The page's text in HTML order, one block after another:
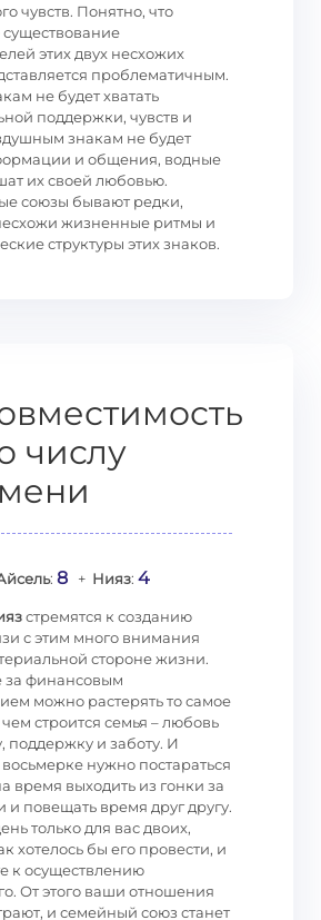
чувств. Понятно, что
существование
этих двух несхожих
проблематичным.
не будет хватать
поддержки, чувств и
знакам не будет
и общения, водные
их своей любовью.
союзы бывают редки,
жизненные ритмы и
структуры этих знаков.
числу
: 8+ Нияз: 4
стремятся к созданию
с этим много внимания
стороне жизни.
за финансовым
можно растерять то самое
строится семья – любовь
поддержку и заботу. И
нужно постараться
время выходить из гонки за
и повещать время друг другу.
только для вас двоих,
хотелось бы его провести, и
к осуществлению
От этого ваши отношения
и семейный союз станет